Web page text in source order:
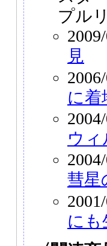
プル
見
に着
ウ
彗星
にも